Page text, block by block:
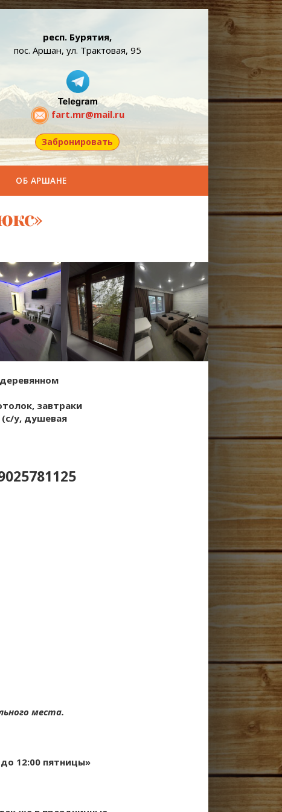
респ. Бурятия,
пос. Аршан, ул. Трактовая, 95
fart.mr@mail.ru
Забронировать
ОБ АРШАНЕ
завтраки
у, душевая
места.
12:00 пятницы»